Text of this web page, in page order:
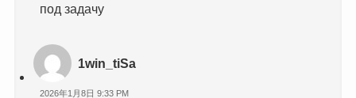
под задачу
1win_tiSa
2026年1月8日 9:33 PM